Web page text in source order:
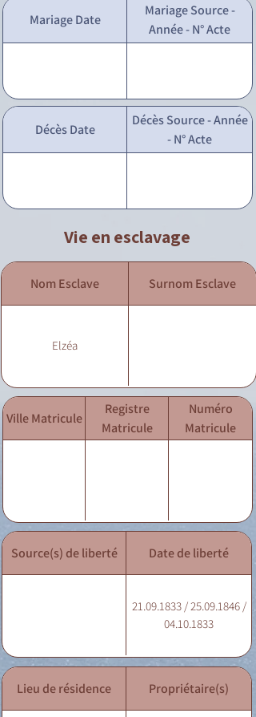
Mariage Date
Mariage Source -
Année - N° Acte
Décès Date
Décès Source - Année
- N° Acte
Vie en esclavage
Nom Esclave Surnom Esclave
Elzéa
Ville Matricule
Registre
Matricule
Numéro
Matricule
Source(s) de liberté Date de liberté
21.09.1833 / 25.09.1846 /
04.10.1833
Lieu de résidence Propriétaire(s)